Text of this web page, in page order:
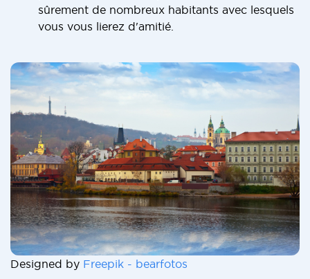
sûrement de nombreux habitants avec lesquels
vous vous lierez d'amitié.
Designed by Freepik - bearfotos